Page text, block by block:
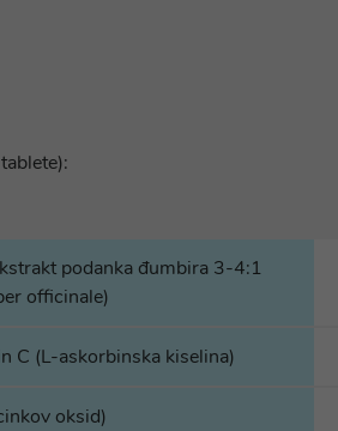
podanka đumbira 3-4:1
officinale)
C (L-askorbinska kiselina)
oksid)